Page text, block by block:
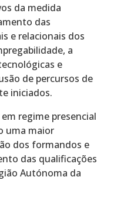
da medida
das
e relacionais dos
a
e
de percursos de
iniciados.
regime presencial
uma maior
dos formandos e
das qualificações
Autónoma da